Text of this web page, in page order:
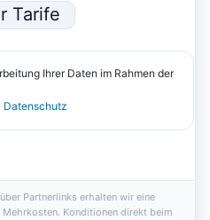
Partnerlinks erhalten wir eine
Mehrkosten. Konditionen direkt beim